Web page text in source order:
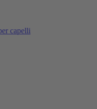
capelli